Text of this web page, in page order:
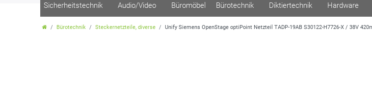
Sicherheitstechnik Audio/Video Büromöbel Bürotechnik Diktiertechnik Hardware
Bürotechnik Steckernetzteile, diverse Unify Siemens OpenStage optiPoint Netzteil TADP-19AB S30122-H7726-X / 38V